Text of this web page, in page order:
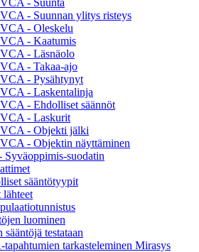
VCA - Suunta
VCA - Suunnan ylitys risteys
VCA - Oleskelu
VCA - Kaatumis
VCA - Läsnäolo
VCA - Takaa-ajo
VCA - Pysähtynyt
VCA - Laskentalinja
VCA - Ehdolliset säännöt
VCA - Laskurit
VCA - Objekti jälki
VCA - Objektin näyttäminen
suodatin
sääntötyypit
luominen
testataan
tarkasteleminen Mirasys